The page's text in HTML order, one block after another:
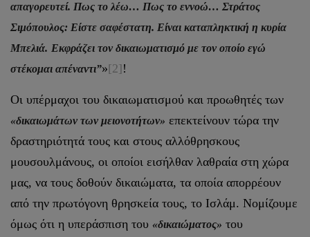
απαγορευτεί. Πως το λέω… Πως το εννοώ… Στράτος
Σιμόπουλος: Είστε σαφέστατη. Είναι καταπληκτική η κυρία
Μπελιά. Εκφράζει τον δικαιωματισμό με τον οποίο εγώ
στέκομαι απέναντι”»[2]!
Οι υπέρμαχοι του δικαιωματισμού και προωθητές των
«δικαιωμάτων των μειονοτήτων» επεκτείνουν τώρα την
δραστηριότητά τους και στους αλλόθρησκους
μουσουλμάνους, οι οποίοι εισήλθαν λαθραία στη χώρα
μας, να τους δοθούν δικαιώματα, τα οποία απορρέουν
από την πρωτόγονη θρησκεία τους, το Ισλάμ. Νομίζουμε
όμως ότι η υπεράσπιση του «δικαιώματος» του